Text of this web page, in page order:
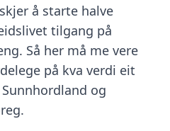
å starte halve
tilgang på
Så her må me vere
på kva verdi eit
og